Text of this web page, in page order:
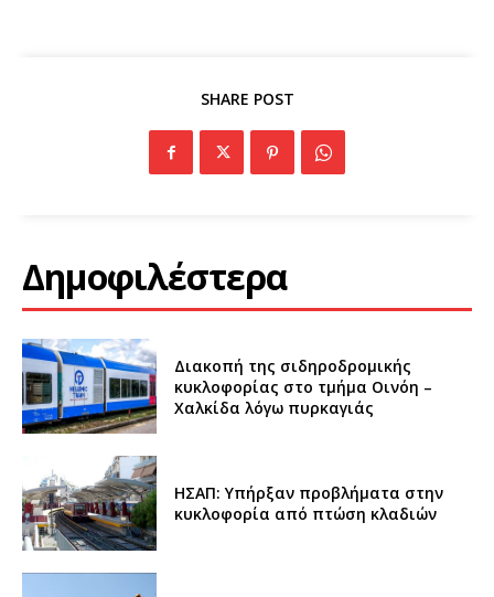
SHARE POST
Δημοφιλέστερα
Διακοπή της σιδηροδρομικής
κυκλοφορίας στο τμήμα Οινόη –
Χαλκίδα λόγω πυρκαγιάς
ΗΣΑΠ: Υπήρξαν προβλήματα στην
κυκλοφορία από πτώση κλαδιών